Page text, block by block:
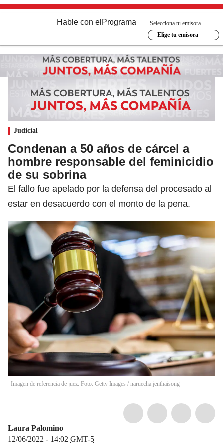
Hable con el Programa
Selecciona tu emisora
Elige tu emisora
Judicial
Condenan a 50 años de cárcel a
hombre responsable del feminicidio
de su sobrina
El fallo fue apelado por la defensa del procesado al
estar en desacuerdo con el monto de la pena.
Imagen de referencia de juez. Foto: Getty Images / naruecha jenthaisong
Laura Palomino
12/06/2022 - 14:02 GMT-5